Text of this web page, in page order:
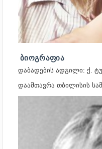
ᲑᲘᲝᲒᲠᲐᲤᲘᲐ
დაბადების ადგილი: ქ.
დაამთავრა თბილისის